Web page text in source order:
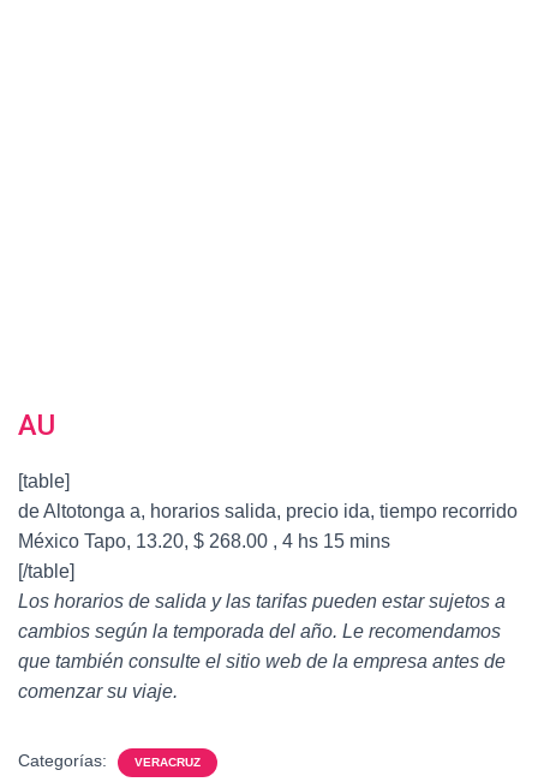
AU
[table]
de Altotonga a, horarios salida, precio ida, tiempo recorrido
México Tapo, 13.20, $ 268.00 , 4 hs 15 mins
[/table]
Los horarios de salida y las tarifas pueden estar sujetos a
cambios según la temporada del año. Le recomendamos
que también consulte el sitio web de la empresa antes de
comenzar su viaje.
Categorías: VERACRUZ